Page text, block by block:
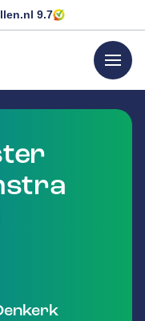
9.7
menu